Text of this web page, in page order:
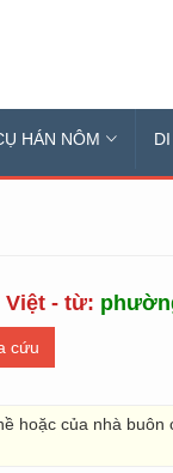
HÁN NÔM
Việt - từ:
hoặc của nhà